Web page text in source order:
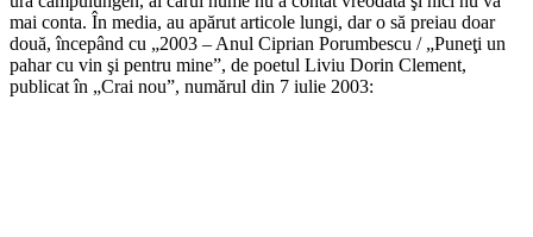
mai conta. În media, au apărut articole lungi, dar o să preiau doar
două, începând cu „2003 – Anul Ciprian Porumbescu / „Puneţi un
pahar cu vin şi pentru mine”, de poetul Liviu Dorin Clement,
publicat în „Crai nou”, numărul din 7 iulie 2003: